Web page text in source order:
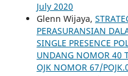
July 2020
Glenn Wijaya,
PERASURANSIAN
SINGLE PRESENCE
UNDANG NOMOR 40
OJK NOMOR 67/